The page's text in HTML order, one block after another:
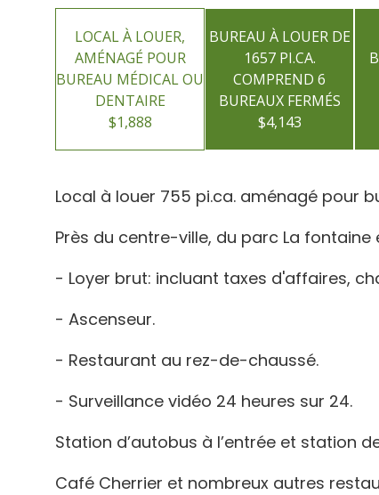
LOCAL À LOUER,
AMÉNAGÉ POUR
BUREAU MÉDICAL OU
DENTAIRE
$1,888
BUREAU À LOUER DE
1657 PI.CA.
COMPREND 6
BUREAUX FERMÉS
$4,143
Local à louer 755 pi.ca. aménagé pour
Près du centre-ville, du parc La fontaine
- Loyer brut: incluant taxes d'affaires,
- Ascenseur.
- Restaurant au rez-de-chaussé.
- Surveillance vidéo 24 heures sur 24.
Station d’autobus à l’entrée et station
Café Cherrier et nombreux autres